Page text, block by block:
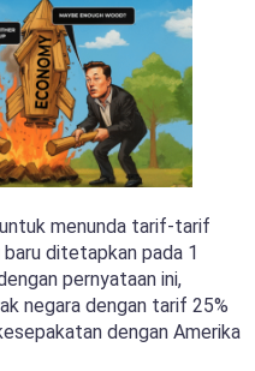
menunda tarif-tarif
ditetapkan pada 1
pernyataan ini,
negara dengan tarif 25%
dengan Amerika